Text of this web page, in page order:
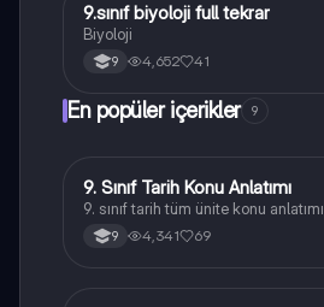
Biyoloji
9.sınıf biyoloji full tekrar
Biyoloji
9 4,652 41
En popüler içerikler 9
Tarih
9. Sınıf Tarih Konu Anlatımı
9. sınıf tarih tüm ünite konu anlatımı
9 4,341 69